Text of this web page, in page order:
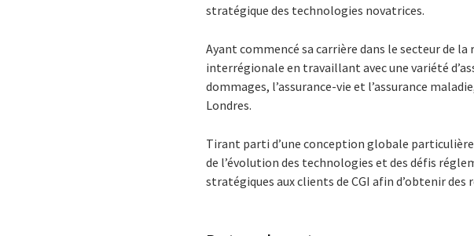
stratégique des technologies novatrices.
Ayant commencé sa carrière dans le secteur de
interrégionale en travaillant avec une variété
dommages, l’assurance-vie et l’assurance
Londres.
Tirant parti d’une conception globale
de l’évolution des technologies et des défis
stratégiques aux clients de CGI afin d’obtenir